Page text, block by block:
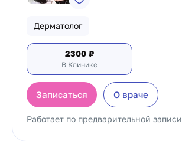
Дерматолог
2300 ₽
В Клинике
Записаться О враче
Работает по предварительной записи